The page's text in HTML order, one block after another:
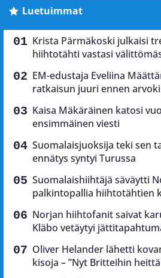
Luetuimmat
Krista Pärmäkoski julkaisi
hiihtotähti vastasi
EM-edustaja Eveliina
ratkaisun juuri ennen
Kaisa Mäkäräinen katosi
ensimmäinen viesti
Suomalaisjuoksija teki sen
ennätys syntyi Turussa
Suomalaishiihtäjä säväytti
palkintopallia hiihtotähtien
Norjan hiihtofanit saivat
Kläbo vetäytyi
Oliver Helander lähetti
kisoja – ”Nyt Britteihin